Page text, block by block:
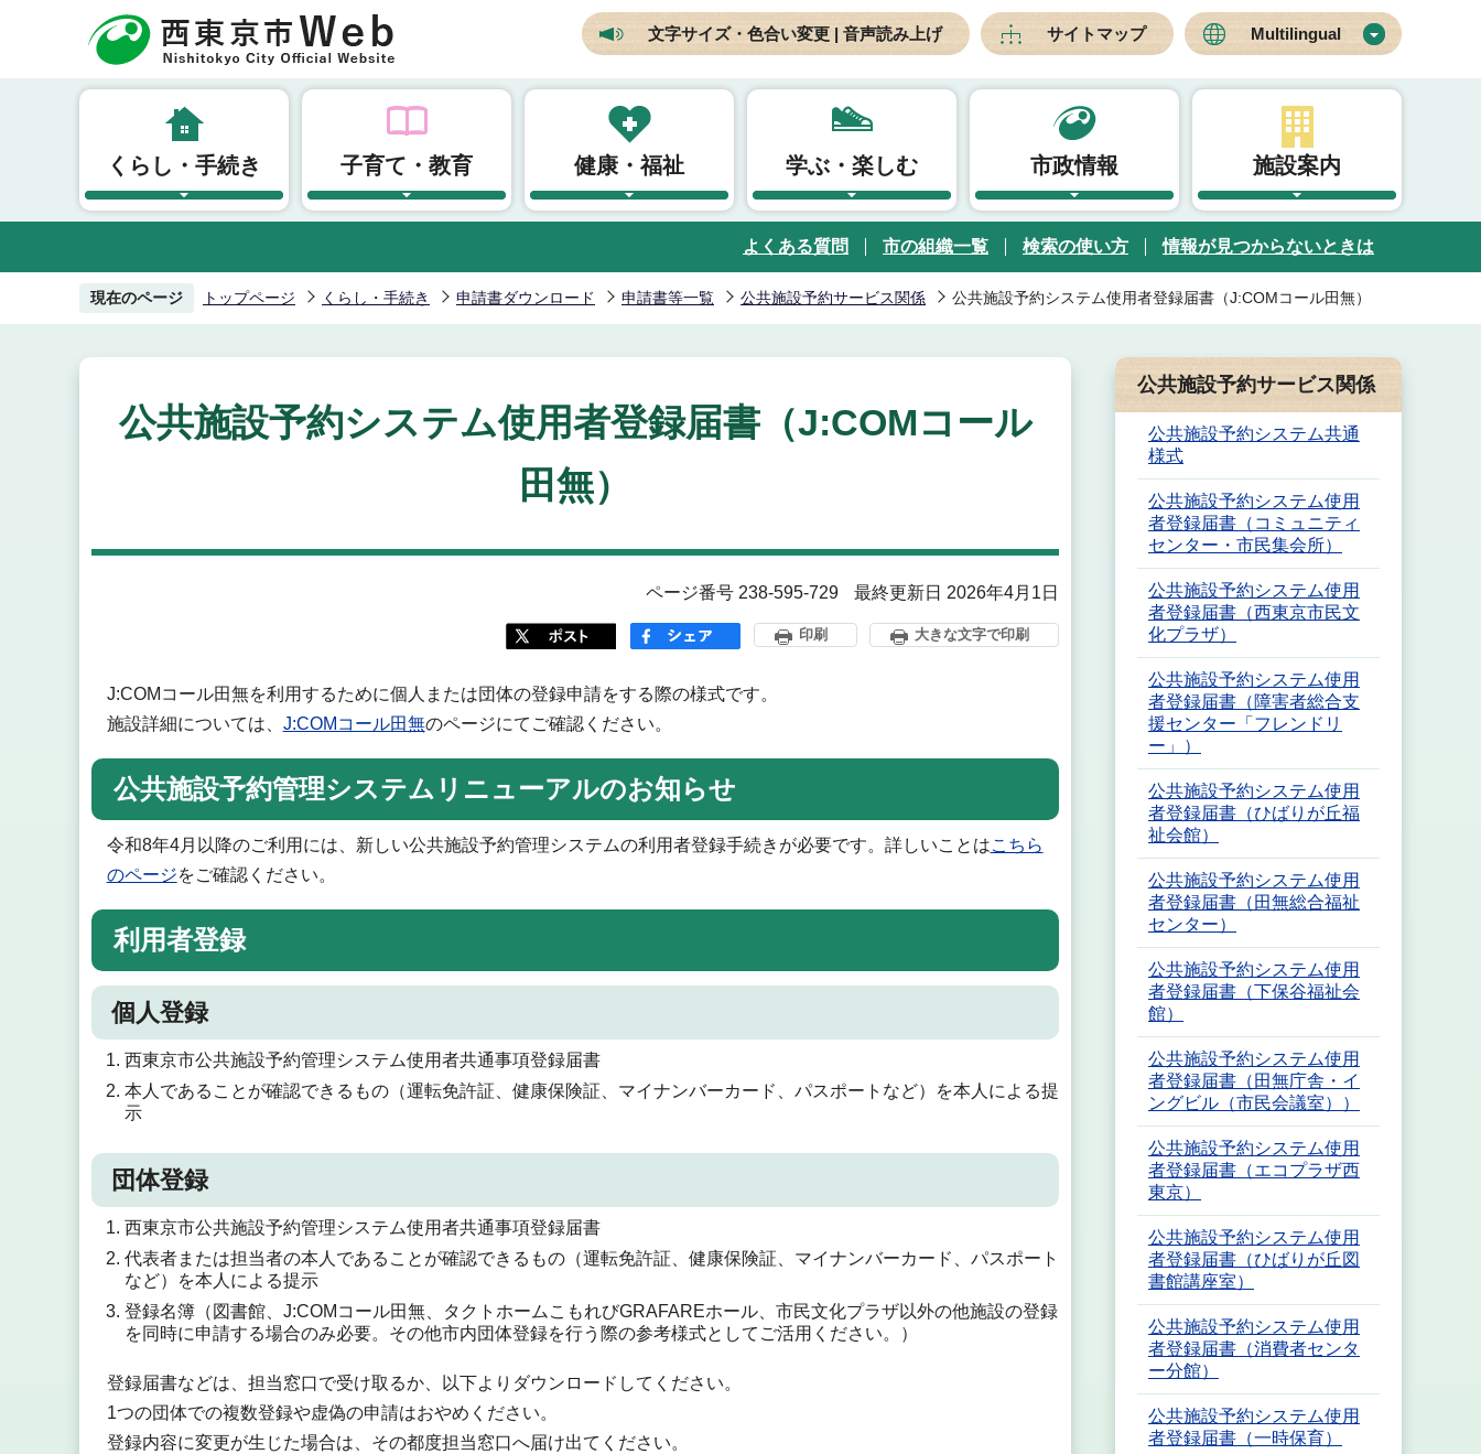
頭
文字サイズ・色合い変更 | 音声読み上げ サイトマップ Multilingual
くらし・手続き 子育て・教育 健康・福祉 学ぶ・楽しむ 市政情報 施設案内
よくある質問 市の組織一覧 検索の使い方 情報が見つからないときは
現在のページ トップページ くらし・手続き 申請書ダウンロード 申請書等一覧 公共施設予約サービス関係 公共施設予約システム使用者登録届書（J:COMコール田無）
公共施設予約システム使用者登録届書（J:COMコール
田無）
ページ番号 238-595-729 最終更新日 2026年4月1日
印刷 大きな文字で印刷
J:COMコール田無を利用するために個人または団体の登録申請をする際の様式です。
施設詳細については、 J:COMコール田無のページにてご確認ください。
公共施設予約管理システムリニューアルのお知らせ
令和8年4月以降のご利用には、新しい公共施設予約管理システムの利用者登録手続きが必要です。詳しいことはこちら
のページをご確認ください。
利用者登録
個人登録
西東京市公共施設予約管理システム使用者共通事項登録届書
本人であることが確認できるもの（運転免許証、健康保険証、マイナンバーカード、パスポートなど）を本人による提
示
団体登録
西東京市公共施設予約管理システム使用者共通事項登録届書
代表者または担当者の本人であることが確認できるもの（運転免許証、健康保険証、マイナンバーカード、パスポート
など）を本人による提示
登録名簿（図書館、J:COMコール田無、タクトホームこもれびGRAFAREホール、市民文化プラザ以外の他施設の登録
を同時に申請する場合のみ必要。その他市内団体登録を行う際の参考様式としてご活用ください。）
登録届書などは、担当窓口で受け取るか、以下よりダウンロードしてください。
1つの団体での複数登録や虚偽の申請はおやめください。
登録内容に変更が生じた場合は、その都度担当窓口へ届け出てください。
公共施設予約サービス関係
公共施設予約システム共通
様式
公共施設予約システム使用
者登録届書（コミュニティ
センター・市民集会所）
公共施設予約システム使用
者登録届書（西東京市民文
化プラザ）
公共施設予約システム使用
者登録届書（障害者総合支
援センター「フレンドリ
ー」）
公共施設予約システム使用
者登録届書（ひばりが丘福
祉会館）
公共施設予約システム使用
者登録届書（田無総合福祉
センター）
公共施設予約システム使用
者登録届書（下保谷福祉会
館）
公共施設予約システム使用
者登録届書（田無庁舎・イ
ングビル（市民会議室））
公共施設予約システム使用
者登録届書（エコプラザ西
東京）
公共施設予約システム使用
者登録届書（ひばりが丘図
書館講座室）
公共施設予約システム使用
者登録届書（消費者センタ
ー分館）
公共施設予約システム使用
者登録届書（一時保育）